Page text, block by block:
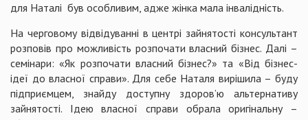
для Наталі був особливим, адже жінка мала інвалідність.
На черговому відвідуванні в центрі зайнятості консультант
розповів про можливість розпочати власний бізнес. Далі –
семінари: «Як розпочати власний бізнес?» та «Від бізнес-
ідеї до власної справи». Для себе Наталя вирішила – буду
підприємцем, знайду доступну здоров’ю альтернативу
зайнятості. Ідею власної справи обрала оригінальну –